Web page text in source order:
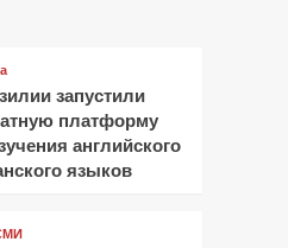
запустили
платформу
английского
языков